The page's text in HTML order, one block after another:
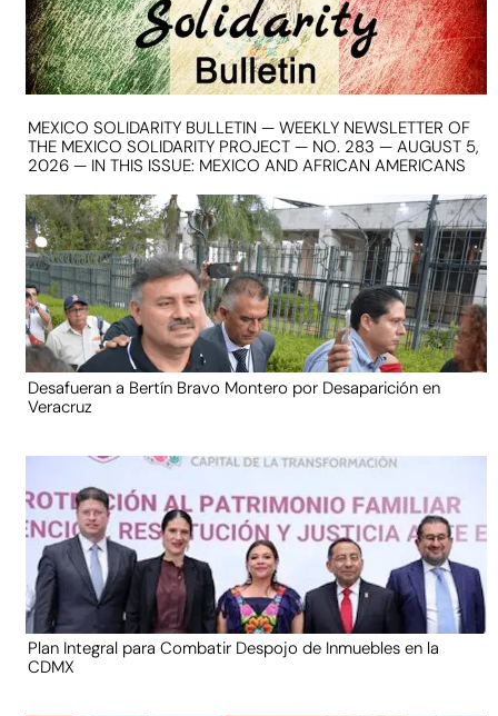
MEXICO SOLIDARITY BULLETIN — WEEKLY NEWSLETTER OF
THE MEXICO SOLIDARITY PROJECT — NO. 283 — AUGUST 5,
2026 — IN THIS ISSUE: MEXICO AND AFRICAN AMERICANS
Desafueran a Bertín Bravo Montero por Desaparición en
Veracruz
Plan Integral para Combatir Despojo de Inmuebles en la
CDMX